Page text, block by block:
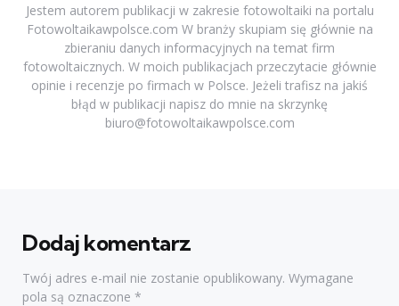
Jestem autorem publikacji w zakresie fotowoltaiki na portalu
Fotowoltaikawpolsce.com W branży skupiam się głównie na
zbieraniu danych informacyjnych na temat firm
fotowoltaicznych. W moich publikacjach przeczytacie głównie
opinie i recenzje po firmach w Polsce. Jeżeli trafisz na jakiś
błąd w publikacji napisz do mnie na skrzynkę
biuro@fotowoltaikawpolsce.com
Dodaj komentarz
Twój adres e-mail nie zostanie opublikowany. Wymagane
pola są oznaczone *